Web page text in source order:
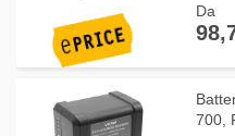
Da
700,